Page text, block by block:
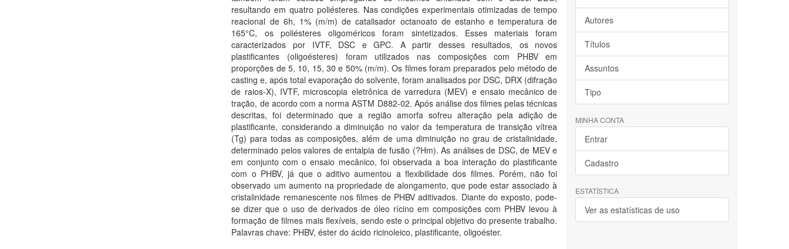
resultando em quatro poliésteres. Nas condições experimentais otimizadas de tempo
reacional de 6h, 1% (m/m) de catalisador octanoato de estanho e temperatura de
165°C, os poliésteres oligoméricos foram sintetizados. Esses materiais foram
caracterizados por IVTF, DSC e GPC. A partir desses resultados, os novos
plastificantes (oligoésteres) foram utilizados nas composições com PHBV em
proporções de 5, 10, 15, 30 e 50% (m/m). Os filmes foram preparados pelo método de
casting e, após total evaporação do solvente, foram analisados por DSC, DRX (difração
de raios-X), IVTF, microscopia eletrônica de varredura (MEV) e ensaio mecânico de
tração, de acordo com a norma ASTM D882-02. Após análise dos filmes pelas técnicas
descritas, foi determinado que a região amorfa sofreu alteração pela adição de
plastificante, considerando a diminuição no valor da temperatura de transição vítrea
(Tg) para todas as composições, além de uma diminuição no grau de cristalinidade,
determinado pelos valores de entalpia de fusão (?Hm). As análises de DSC, de MEV e
em conjunto com o ensaio mecânico, foi observada a boa interação do plastificante
com o PHBV, já que o aditivo aumentou a flexibilidade dos filmes. Porém, não foi
observado um aumento na propriedade de alongamento, que pode estar associado à
cristalinidade remanescente nos filmes de PHBV aditivados. Diante do exposto, pode-
se dizer que o uso de derivados de óleo rícino em composições com PHBV levou à
formação de filmes mais flexíveis, sendo este o principal objetivo do presente trabalho.
Palavras chave: PHBV, éster do ácido ricinoleico, plastificante, oligoéster.
Autores
Títulos
Assuntos
Tipo
MINHA CONTA
Entrar
Cadastro
ESTATÍSTICA
Ver as estatísticas de uso